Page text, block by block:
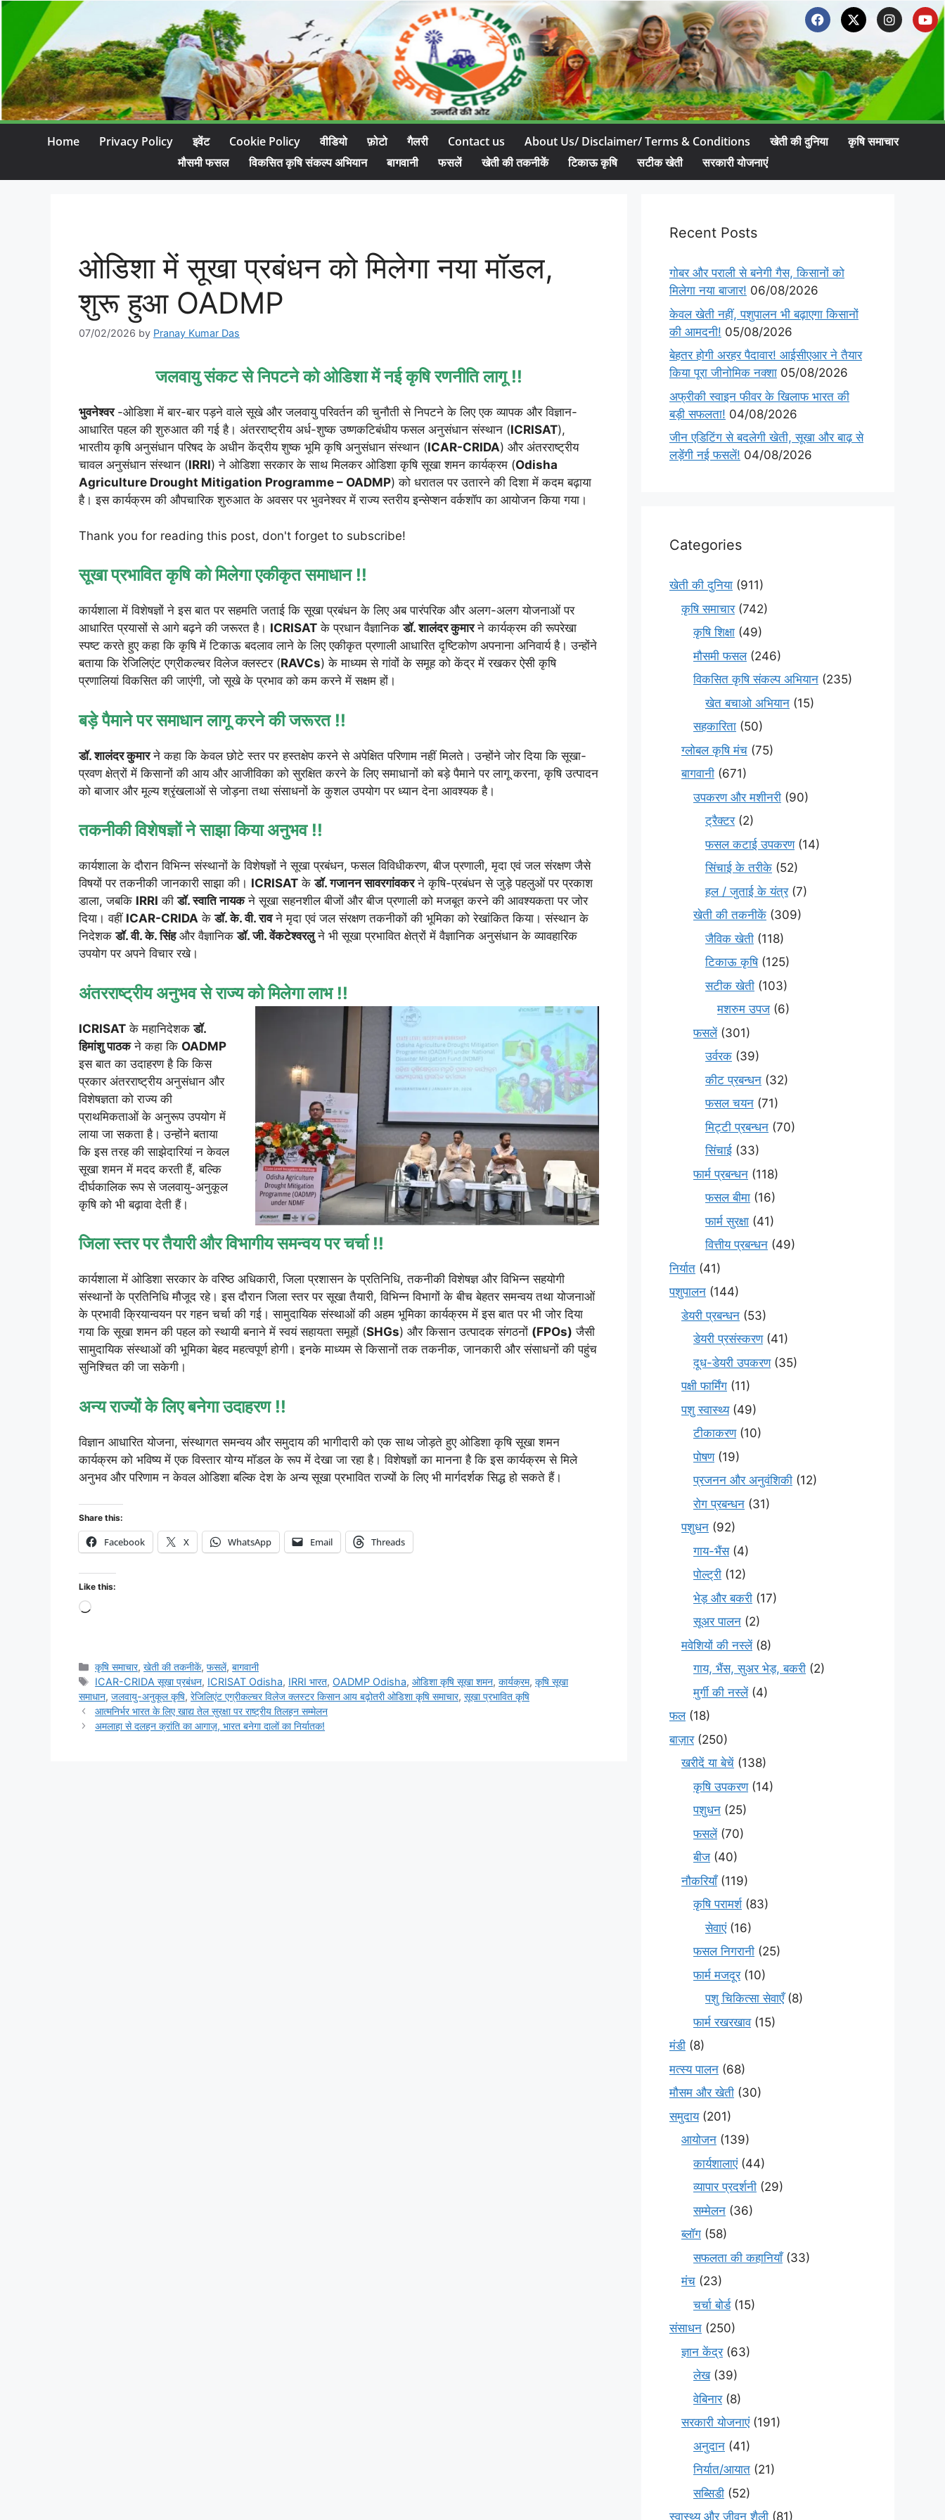
Home Privacy Policy इवेंट Cookie Policy वीडियो फ़ोटो गैलरी Contact us About Us/ Disclaimer/ Terms & Conditions खेती की दुनिया
कृषि समाचार
मौसमी फसल
विकसित कृषि संकल्प अभियान बागवानी फसलें खेती की तकनीकें टिकाऊ कृषि सटीक खेती सरकारी योजनाएं
ओडिशा में सूखा प्रबंधन को मिलेगा नया मॉडल,
शुरू हुआ OADMP
07/02/2026 by Pranay Kumar Das
जलवायु संकट से निपटने को ओडिशा में नई कृषि रणनीति लागू !!
भुवनेश्वर-ओडिशा में बार-बार पड़ने वाले सूखे और जलवायु परिवर्तन की चुनौती से निपटने के लिए एक व्यापक और विज्ञान-
आधारित पहल की शुरुआत की गई है। अंतरराष्ट्रीय अर्ध-शुष्क उष्णकटिबंधीय फसल अनुसंधान संस्थान (ICRISAT),
भारतीय कृषि अनुसंधान परिषद के अधीन केंद्रीय शुष्क भूमि कृषि अनुसंधान संस्थान (ICAR-CRIDA) और अंतरराष्ट्रीय
चावल अनुसंधान संस्थान (IRRI) ने ओडिशा सरकार के साथ मिलकर ओडिशा कृषि सूखा शमन कार्यक्रम (Odisha
Agriculture Drought Mitigation Programme – OADMP) को धरातल पर उतारने की दिशा में कदम बढ़ाया
है। इस कार्यक्रम की औपचारिक शुरुआत के अवसर पर भुवनेश्वर में राज्य स्तरीय इन्सेप्शन वर्कशॉप का आयोजन किया गया।
Thank you for reading this post, don't forget to subscribe!
सूखा प्रभावित कृषि को मिलेगा एकीकृत समाधान !!
कार्यशाला में विशेषज्ञों ने इस बात पर सहमति जताई कि सूखा प्रबंधन के लिए अब पारंपरिक और अलग-अलग योजनाओं पर
आधारित प्रयासों से आगे बढ़ने की जरूरत है। ICRISAT के प्रधान वैज्ञानिकडॉ. शालंदर कुमारने कार्यक्रम की रूपरेखा
स्पष्ट करते हुए कहा कि कृषि में टिकाऊ बदलाव लाने के लिए एकीकृत प्रणाली आधारित दृष्टिकोण अपनाना अनिवार्य है। उन्होंने
बताया कि रेजिलिएंट एग्रीकल्चर विलेज क्लस्टर (RAVCs) के माध्यम से गांवों के समूह को केंद्र में रखकर ऐसी कृषि
प्रणालियां विकसित की जाएंगी, जो सूखे के प्रभाव को कम करने में सक्षम हों।
बड़े पैमाने पर समाधान लागू करने की जरूरत !!
डॉ. शालंदर कुमारने कहा कि केवल छोटे स्तर पर हस्तक्षेप करने से अपेक्षित परिणाम नहीं मिलते। उन्होंने जोर दिया कि सूखा-
प्रवण क्षेत्रों में किसानों की आय और आजीविका को सुरक्षित करने के लिए समाधानों को बड़े पैमाने पर लागू करना, कृषि उत्पादन
को बाजार और मूल्य श्रृंखलाओं से जोड़ना तथा संसाधनों के कुशल उपयोग पर ध्यान देना आवश्यक है।
तकनीकी विशेषज्ञों ने साझा किया अनुभव !!
कार्यशाला के दौरान विभिन्न संस्थानों के विशेषज्ञों ने सूखा प्रबंधन, फसल विविधीकरण, बीज प्रणाली, मृदा एवं जल संरक्षण जैसे
विषयों पर तकनीकी जानकारी साझा की। ICRISAT केडॉ. गजानन सावरगांवकरने कृषि-प्रबंधन से जुड़े पहलुओं पर प्रकाश
डाला, जबकि IRRI कीडॉ. स्वाति नायकने सूखा सहनशील बीजों और बीज प्रणाली को मजबूत करने की आवश्यकता पर जोर
दिया। वहीं ICAR-CRIDA केडॉ. के. वी. रावने मृदा एवं जल संरक्षण तकनीकों की भूमिका को रेखांकित किया। संस्थान के
निदेशकडॉ. वी. के. सिंहऔर वैज्ञानिकडॉ. जी. वेंकटेश्वरलुने भी सूखा प्रभावित क्षेत्रों में वैज्ञानिक अनुसंधान के व्यावहारिक
उपयोग पर अपने विचार रखे।
अंतरराष्ट्रीय अनुभव से राज्य को मिलेगा लाभ !!
ICRISAT के महानिदेशकडॉ.
हिमांशु पाठकने कहा कि OADMP
इस बात का उदाहरण है कि किस
प्रकार अंतरराष्ट्रीय अनुसंधान और
विशेषज्ञता को राज्य की
प्राथमिकताओं के अनुरूप उपयोग में
लाया जा सकता है। उन्होंने बताया
कि इस तरह की साझेदारियां न केवल
सूखा शमन में मदद करती हैं, बल्कि
दीर्घकालिक रूप से जलवायु-अनुकूल
कृषि को भी बढ़ावा देती हैं।
जिला स्तर पर तैयारी और विभागीय समन्वय पर चर्चा !!
कार्यशाला में ओडिशा सरकार के वरिष्ठ अधिकारी, जिला प्रशासन के प्रतिनिधि, तकनीकी विशेषज्ञ और विभिन्न सहयोगी
संस्थानों के प्रतिनिधि मौजूद रहे। इस दौरान जिला स्तर पर सूखा तैयारी, विभिन्न विभागों के बीच बेहतर समन्वय तथा योजनाओं
के प्रभावी क्रियान्वयन पर गहन चर्चा की गई। सामुदायिक संस्थाओं की अहम भूमिका कार्यक्रम में इस बात पर भी जोर दिया
गया कि सूखा शमन की पहल को स्थायी बनाने में स्वयं सहायता समूहों (SHGs) और किसान उत्पादक संगठनों (FPOs) जैसी
सामुदायिक संस्थाओं की भूमिका बेहद महत्वपूर्ण होगी। इनके माध्यम से किसानों तक तकनीक, जानकारी और संसाधनों की पहुंच
सुनिश्चित की जा सकेगी।
अन्य राज्यों के लिए बनेगा उदाहरण !!
विज्ञान आधारित योजना, संस्थागत समन्वय और समुदाय की भागीदारी को एक साथ जोड़ते हुए ओडिशा कृषि सूखा शमन
कार्यक्रम को भविष्य में एक विस्तार योग्य मॉडल के रूप में देखा जा रहा है। विशेषज्ञों का मानना है कि इस कार्यक्रम से मिले
अनुभव और परिणाम न केवल ओडिशा बल्कि देश के अन्य सूखा प्रभावित राज्यों के लिए भी मार्गदर्शक सिद्ध हो सकते हैं।
Share this:
Facebook X WhatsApp Email Threads
Like this:
कृषि समाचार,खेती की तकनीकें,फसलें,बागवानी
ICAR-CRIDA सूखा प्रबंधन, ICRISAT Odisha, IRRI भारत, OADMP Odisha,ओडिशा कृषि सूखा शमन,कार्यक्रम,कृषि सूखा
समाधान, जलवायु-अनुकूल कृषि, रेजिलिएंट एग्रीकल्चर विलेज क्लस्टर किसान आय बढ़ोतरी ओडिशा कृषि समाचार, सूखा प्रभावित कृषि
आत्मनिर्भर भारत के लिए खाद्य तेल सुरक्षा पर राष्ट्रीय तिलहन सम्मेलन
अमलाहा से दलहन क्रांति का आगाज़, भारत बनेगा दालों का निर्यातक!
Recent Posts
गोबर और पराली से बनेगी गैस, किसानों को
मिलेगा नया बाजार! 06/08/2026
केवल खेती नहीं, पशुपालन भी बढ़ाएगा किसानों
की आमदनी! 05/08/2026
बेहतर होगी अरहर पैदावार! आईसीएआर ने तैयार
किया पूरा जीनोमिक नक्शा 05/08/2026
अफ्रीकी स्वाइन फीवर के खिलाफ भारत की
बड़ी सफलता! 04/08/2026
जीन एडिटिंग से बदलेगी खेती, सूखा और बाढ़ से
लड़ेंगी नई फसलें! 04/08/2026
Categories
खेती की दुनिया (911)
कृषि समाचार(742)
कृषि शिक्षा (49)
मौसमी फसल(246)
विकसित कृषि संकल्प अभियान (235)
खेत बचाओ अभियान (15)
सहकारिता (50)
ग्लोबल कृषि मंच (75)
बागवानी (671)
उपकरण और मशीनरी (90)
ट्रैक्टर(2)
फसल कटाई उपकरण(14)
सिंचाई के तरीके (52)
हल / जुताई के यंत्र(7)
खेती की तकनीकें (309)
जैविक खेती (118)
टिकाऊ कृषि(125)
सटीक खेती (103)
मशरुम उपज (6)
फसलें(301)
उर्वरक (39)
कीट प्रबन्धन (32)
फसल चयन (71)
मि‌ट्टी प्रबन्धन (70)
सिंचाई (33)
फार्म प्रबन्धन (118)
फसल बीमा (16)
फार्म सुरक्षा (41)
वित्तीय प्रबन्धन (49)
निर्यात (41)
पशुपालन (144)
डेयरी प्रबन्धन (53)
डेयरी प्रसंस्करण(41)
दूध-डेयरी उपकरण(35)
पक्षी फार्मिंग (11)
पशु स्वास्थ्य(49)
टीकाकरण(10)
पोषण(19)
प्रजनन और अनुवंशिकी (12)
रोग प्रबन्धन (31)
पशुधन (92)
गाय-भैंस(4)
पोल्ट्री (12)
भेड़ और बकरी (17)
सूअर पालन (2)
मवेशियों की नस्लें(8)
गाय, भैंस, सुअर भेड़, बकरी (2)
मुर्गी की नस्लें(4)
फल(18)
बाज़ार(250)
खरीदें या बेचें (138)
कृषि उपकरण(14)
पशुधन (25)
फसलें(70)
बीज (40)
नौकरियाँ(119)
कृषि परामर्श(83)
सेवाएं(16)
फसल निगरानी (25)
फार्म मजदूर(10)
पशु चिकित्सा सेवाएँ(8)
फार्म रखरखाव(15)
मंडी (8)
मत्स्य पालन (68)
मौसम और खेती (30)
समुदाय(201)
आयोजन (139)
कार्यशालाएं(44)
व्यापार प्रदर्शनी (29)
सम्मेलन (36)
ब्लॉग (58)
सफलता की कहानियाँ(33)
मंच (23)
चर्चा बोर्ड(15)
संसाधन (250)
ज्ञान केंद्र(63)
लेख(39)
वेबिनार(8)
सरकारी योजनाएं(191)
अनुदान (41)
निर्यात/आयात (21)
सब्सिडी (52)
स्वास्थ्य और जीवन शैली (81)